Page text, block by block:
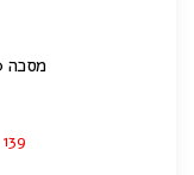
מסכה 700 קרטין וקייל | 550 מ"ל
139